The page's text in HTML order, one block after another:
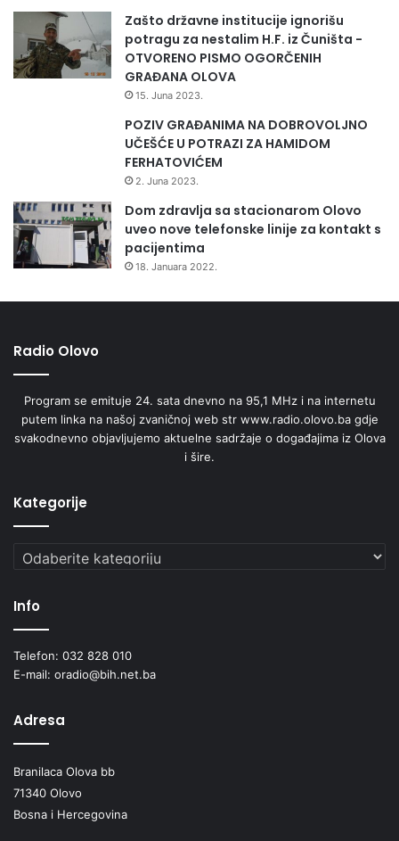
Zašto državne institucije ignorišu
potragu za nestalim H.F. iz Čuništa -
OTVORENO PISMO OGORČENIH
GRAĐANA OLOVA
15. Juna 2023.
POZIV GRAĐANIMA NA DOBROVOLJNO
UČEŠĆE U POTRAZI ZA HAMIDOM
FERHATOVIĆEM
2. Juna 2023.
Dom zdravlja sa stacionarom Olovo
uveo nove telefonske linije za kontakt s
pacijentima
18. Januara 2022.
Radio Olovo
Program se emituje 24. sata dnevno na 95,1 MHz i na internetu
putem linka na našoj zvaničnoj web str www.radio.olovo.ba gdje
svakodnevno objavljujemo aktuelne sadržaje o događajima iz Olova
i šire.
Kategorije
Kategorije
Info
Telefon: 032 828 010
E-mail: oradio@bih.net.ba
Adresa
Branilaca Olova bb
71340 Olovo
Bosna i Hercegovina